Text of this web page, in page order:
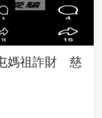
媽祖詐財 慈